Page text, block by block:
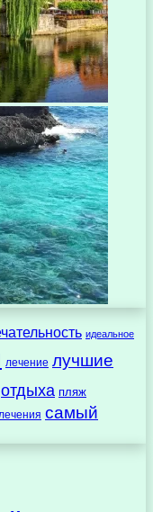
идеальное
лечение лучшие
отдыха пляж
самый